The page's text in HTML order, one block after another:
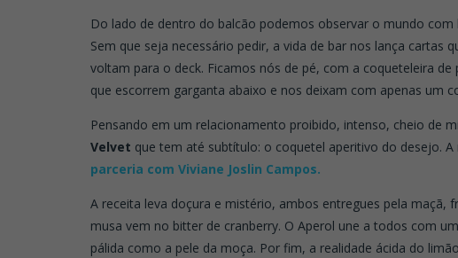
Do lado de dentro do balcão podemos observar o mundo
Sem que seja necessário pedir, a vida de bar nos lança cartas
voltam para o deck. Ficamos nós de pé, com a coqueteleira
que escorrem garganta abaixo e nos deixam com apenas um
Pensando em um relacionamento proibido, intenso, cheio de
Velvet que tem até subtítulo: o coquetel aperitivo do desejo.
parceria com Viviane Joslin Campos.
A receita leva doçura e mistério, ambos entregues pela maçã,
musa vem no bitter de cranberry. O Aperol une a todos com
pálida como a pele da moça. Por fim, a realidade ácida do